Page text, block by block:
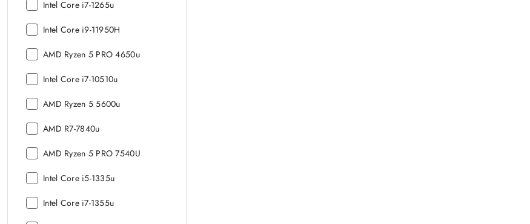
Model
Intel Core i7-1265u
Model
Intel Core i9-11950H
Model
AMD Ryzen 5 PRO 4650u
Model
Intel Core i7-10510u
Model
AMD Ryzen 5 5600u
Model
AMD R7-7840u
Model
AMD Ryzen 5 PRO 7540U
Model
Intel Core i5-1335u
Model
Intel Core i7-1355u